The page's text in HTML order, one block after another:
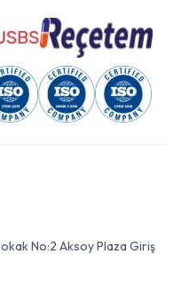
No:2 Aksoy Plaza Giriş